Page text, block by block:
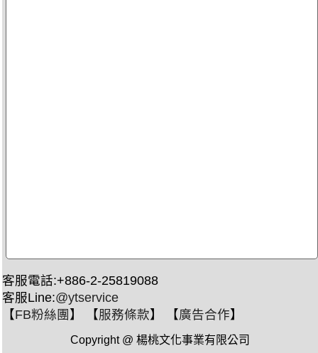
客服電話:+886-2-25819088
客服Line:@ytservice
【FB粉絲團 】 【服務條款】 【廣告合作】
Copyright @ 楊桃文化事業有限公司